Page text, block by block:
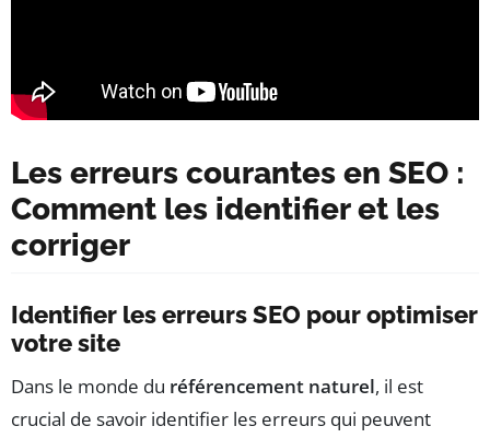
Les erreurs courantes en SEO :
Comment les identifier et les
corriger
Identifier les erreurs SEO pour optimiser
votre site
Dans le monde du référencement naturel, il est
crucial de savoir identifier les erreurs qui peuvent